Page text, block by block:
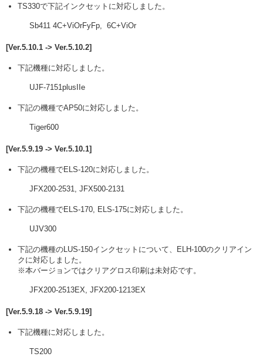
TS330で下記インクセットに対応しました。
Sb411 4C+ViOrFyFp, 6C+ViOr
[Ver.5.10.1 -> Ver.5.10.2]
下記機種に対応しました。
UJF-7151plusIIe
下記の機種でAP50に対応しました。
Tiger600
[Ver.5.9.19 -> Ver.5.10.1]
下記の機種でELS-120に対応しました。
JFX200-2531, JFX500-2131
下記の機種でELS-170, ELS-175に対応しました。
UJV300
下記の機種のLUS-150インクセットについて、ELH-100のクリアイン
クに対応しました。
※本バージョンではクリアグロス印刷は未対応です。
JFX200-2513EX, JFX200-1213EX
[Ver.5.9.18 -> Ver.5.9.19]
下記機種に対応しました。
TS200